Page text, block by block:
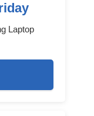
Laptop